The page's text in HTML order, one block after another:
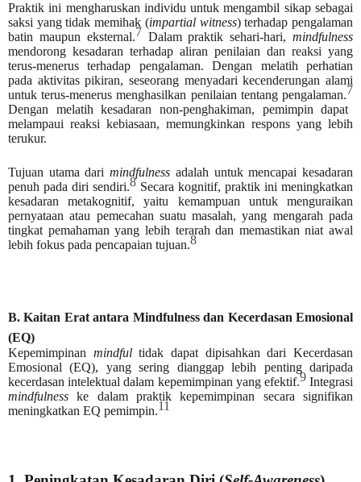
Praktik ini mengharuskan individu untuk mengambil sikap sebagai
saksi yang tidak memihak (impartial witness) terhadap pengalaman
batin maupun eksternal.7 Dalam praktik sehari-hari,mindfulness
mendorong kesadaran terhadap aliran penilaian dan reaksi yang
terus-menerus terhadap pengalaman. Dengan melatih perhatian
pada aktivitas pikiran, seseorang menyadari kecenderungan alami
untuk terus-menerus menghasilkan penilaian tentang pengalaman.7
Dengan melatih kesadaran non-penghakiman, pemimpin dapat
melampaui reaksi kebiasaan, memungkinkan respons yang lebih
terukur.
Tujuan utama darimindfulness adalah untuk mencapai kesadaran
penuh pada diri sendiri.8 Secara kognitif, praktik ini meningkatkan
kesadaran metakognitif, yaitu kemampuan untuk menguraikan
pernyataan atau pemecahan suatu masalah, yang mengarah pada
tingkat pemahaman yang lebih terarah dan memastikan niat awal
lebih fokus pada pencapaian tujuan.8
B. Kaitan Erat antara Mindfulness dan Kecerdasan Emosional
(EQ)
Kepemimpinan mindfultidak dapat dipisahkan dari Kecerdasan
Emosional (EQ), yang sering dianggap lebih penting daripada
kecerdasan intelektual dalam kepemimpinan yang efektif.9Integrasi
mindfulness ke dalam praktik kepemimpinan secara signifikan
meningkatkan EQ pemimpin.11